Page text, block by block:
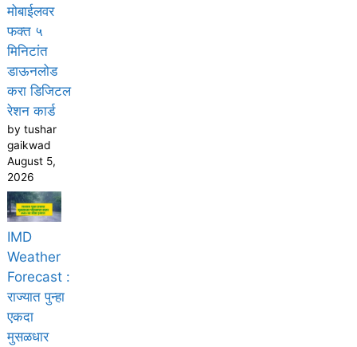
मोबाईलवर
फक्त ५
मिनिटांत
डाऊनलोड
करा डिजिटल
रेशन कार्ड
by tushar
gaikwad
August 5,
2026
IMD
Weather
Forecast :
राज्यात पुन्हा
एकदा
मुसळधार